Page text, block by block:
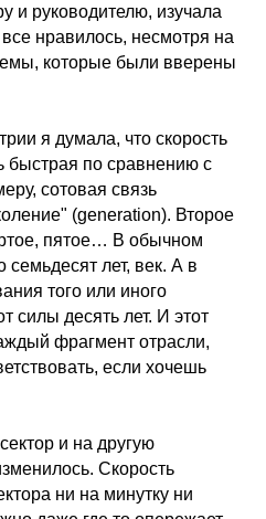
и руководителю, изучала
нравилось, несмотря на
которые были вверены
я думала, что скорость
быстрая по сравнению с
сотовая связь
(generation). Второе
пятое… В обычном
семьдесят лет, век. А в
того или иного
силы десять лет. И этот
фрагмент отрасли,
если хочешь
и на другую
Скорость
ни на минутку ни